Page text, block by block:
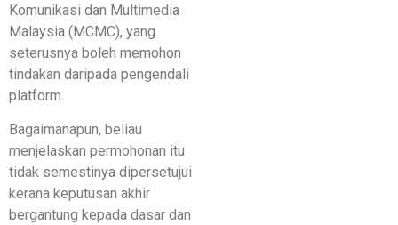
Komunikasi dan Multimedia
Malaysia (MCMC), yang
seterusnya boleh memohon
tindakan daripada pengendali
platform.
Bagaimanapun, beliau
menjelaskan permohonan itu
tidak semestinya dipersetujui
kerana keputusan akhir
bergantung kepada dasar dan